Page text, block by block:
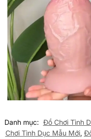
Danh mục: Đồ Chơi Tình
Chơi Tình Dục Mẫu Mới,